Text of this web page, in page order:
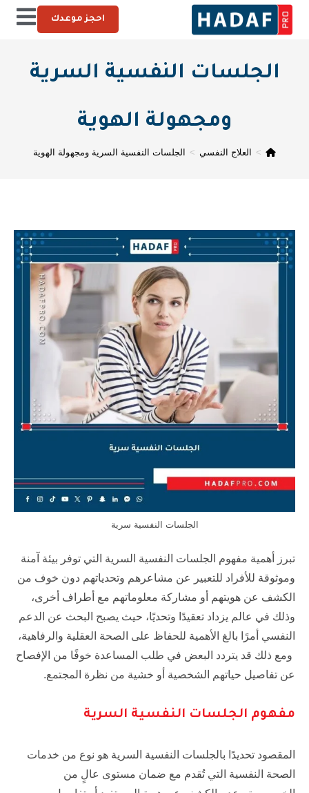
احجز موعدك
الجلسات النفسية السرية
ومجهولة الهوية
> العلاج النفسي > الجلسات النفسية السرية ومجهولة الهوية
الجلسات النفسية سرية
تبرز أهمية مفهوم الجلسات النفسية السرية التي توفر بيئة آمنة
وموثوقة للأفراد للتعبير عن مشاعرهم وتحدياتهم دون خوف من
الكشف عن هويتهم أو مشاركة معلوماتهم مع أطراف أخرى،
وذلك في عالم يزداد تعقيدًا وتحديًا، حيث يصبح البحث عن الدعم
النفسي أمرًا بالغ الأهمية للحفاظ على الصحة العقلية والرفاهية،
ومع ذلك قد يتردد البعض في طلب المساعدة خوفًا من الإفصاح
عن تفاصيل حياتهم الشخصية أو خشية من نظرة المجتمع.
مفهوم الجلسات النفسية السرية
المقصود تحديدًا بالجلسات النفسية السرية هو نوع من خدمات
الصحة النفسية التي تُقدم مع ضمان مستوى عالٍ من